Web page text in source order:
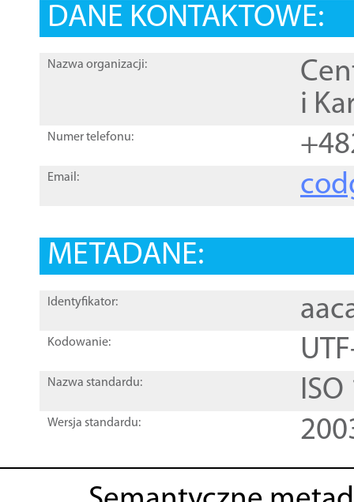
DANE KONTAKTOWE:
Nazwa organizacji:
i
Numer telefonu:
Email:
METADANE:
Identyfikator:
Kodowanie:
Nazwa standardu:
Wersja standardu: